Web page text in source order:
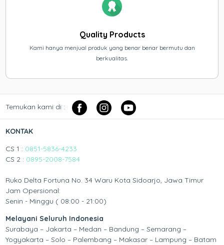
Quality Products
Kami hanya menjual produk yang benar benar bermutu dan
berkualitas.
Temukan kami di :
KONTAK
CS 1 : 0851-5836-4233
CS 2 : 0895-2008-7584
Ruko Delta Fortuna No. 34 Waru Kota Sidoarjo, Jawa Timur
Jam Opersional:
Senin - Minggu ( 08:00 - 21:00)
Melayani Seluruh Indonesia
Surabaya – Jakarta – Medan – Bandung – Semarang –
Yogyakarta – Solo – Palembang – Makasar – Lampung – Batam